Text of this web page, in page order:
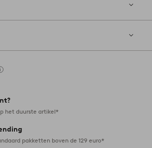
het duurste artikel*
pakketten boven de 129 euro*